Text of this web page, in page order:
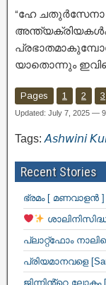
“ഹേ ചതുർസേനാ
യാതൊന്നും
Pages 1 2 3
Updated: July 7, 2025 —
Tags: 𝘈𝘴𝘩𝘸𝘪𝘯𝘪
Recent Stories
ഭ്രമം [ മണവാളൻ ]
പ്ലാറ്റ്ഫോം
പ്രിയമാനവളെ
ജിന്നിൻ്റെ ലോകം